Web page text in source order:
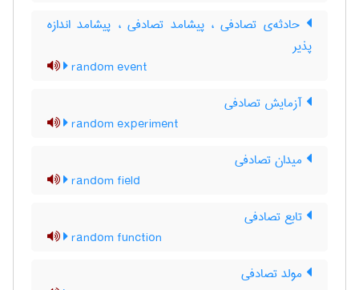
حادثه‌ی تصادفی ، پیشامد تصادفی ، پیشامد اندازه
پذیر
random event
آزمایش تصادفی
random experiment
میدان تصادفی
random field
تابع تصادفی
random function
مولد تصادفی